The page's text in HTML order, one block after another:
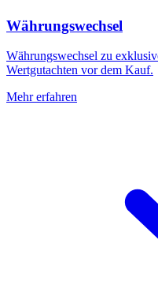
Währungswechsel
Währungswechsel zu
Wertgutachten vor dem Kauf.
Mehr erfahren